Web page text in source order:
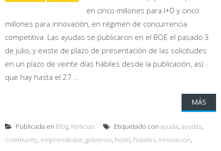
en cinco millones para I+D y cinco
millones para innovación, en régimen de concurrencia
competitiva. Las ayudas se publicaron en el BOE el pasado 3
de julio, y existe de plazo de presentación de las solicitudes
en un plazo de veinte días hábiles desde la publicación, así
que hay hasta el 27 ...
MÁS
Publicada en Blog, Noticias Etiquetado con ayuda, ayudas,
community, emprendedor, gobierno, hotel, hoteles, innovacion,